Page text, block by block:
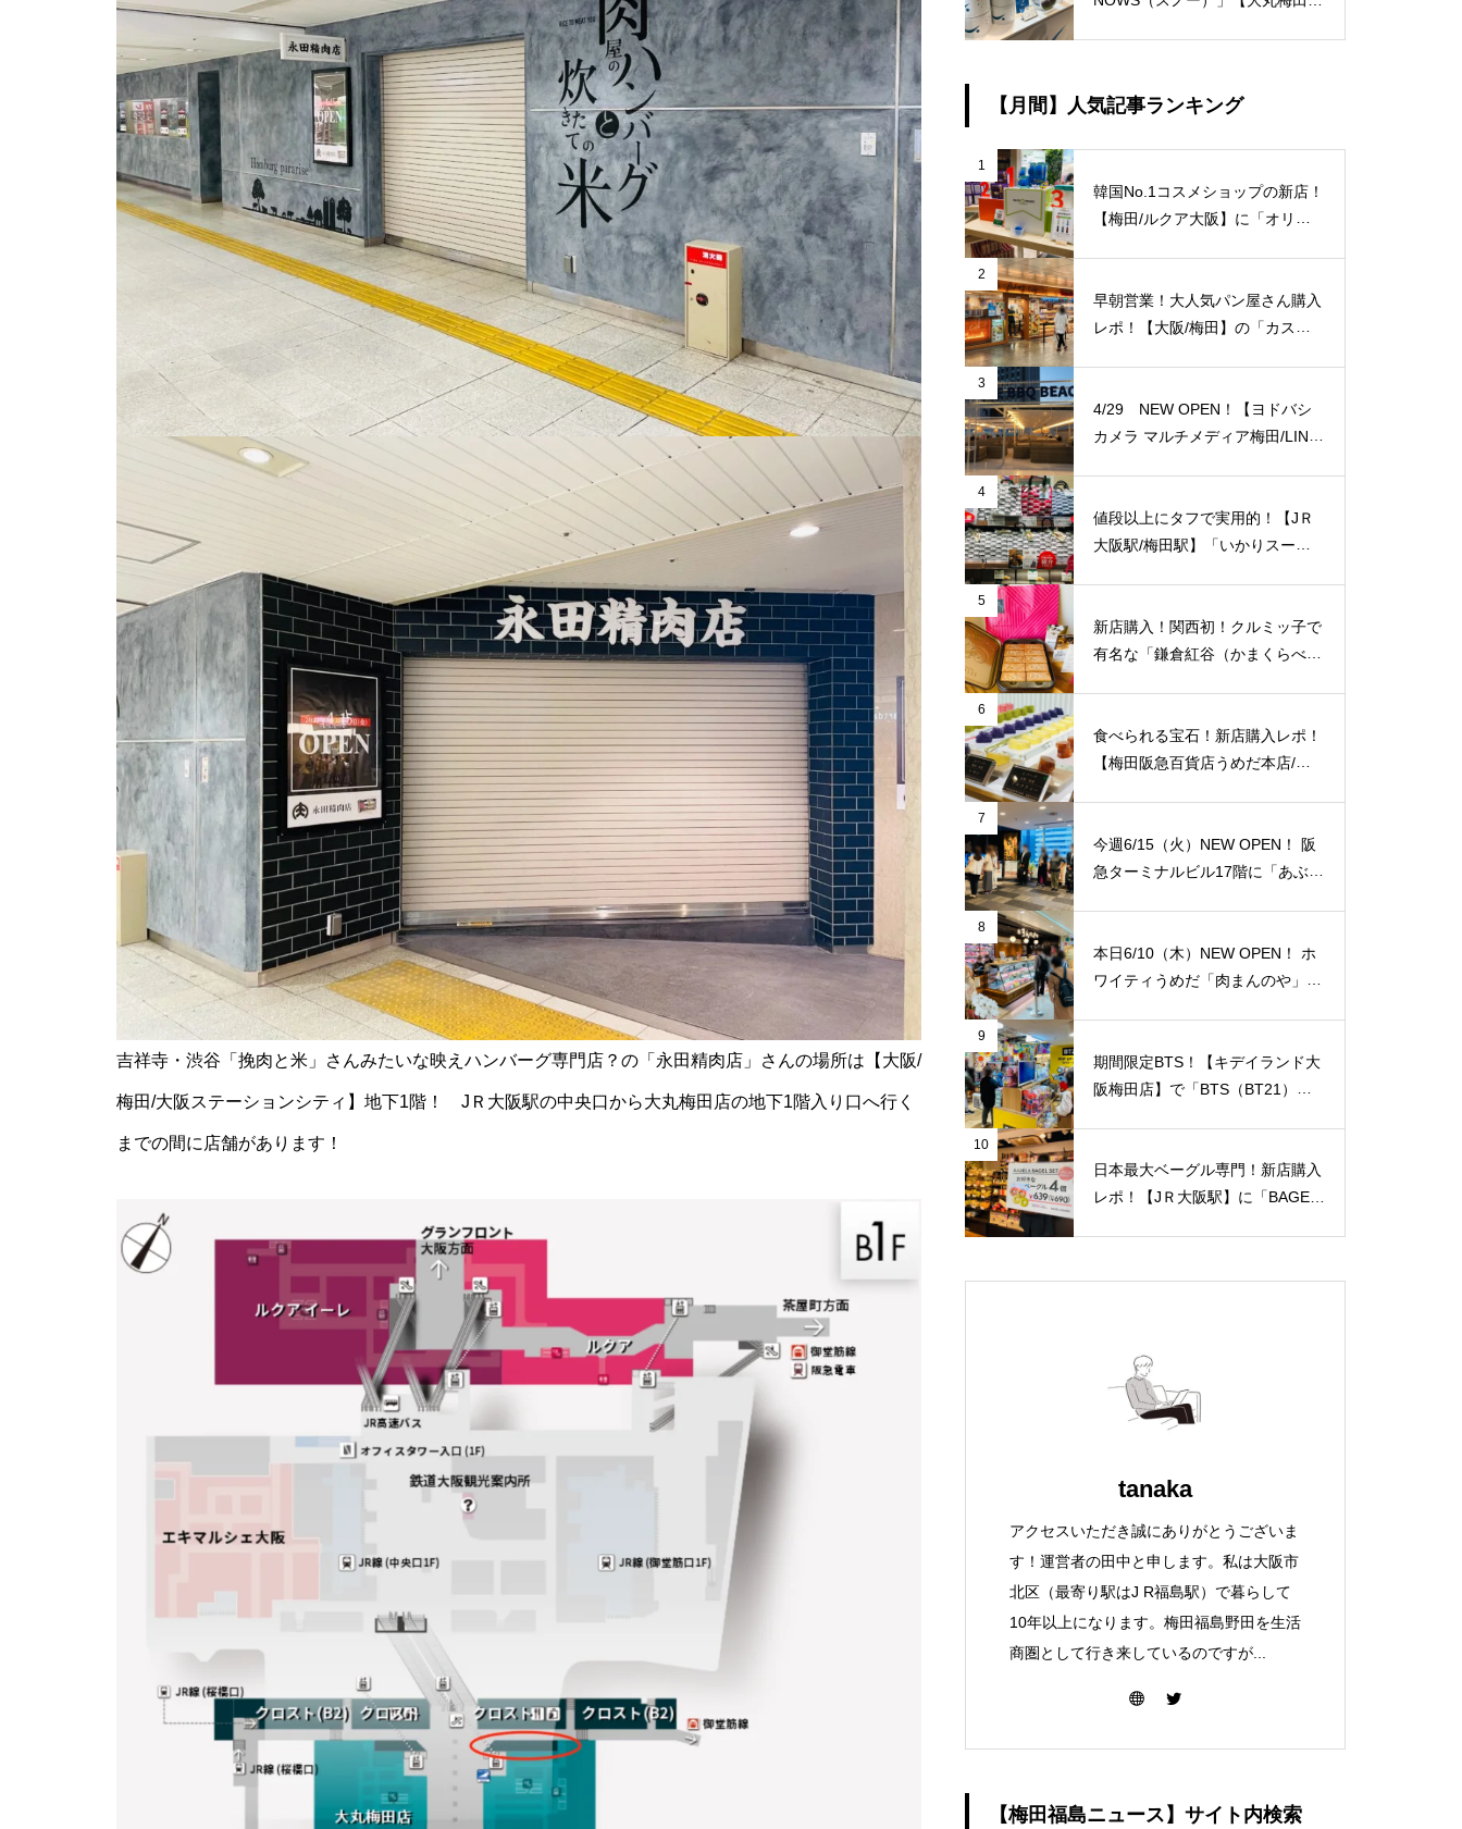
吉祥寺・渋谷「挽肉と米」さんみたいな映えハンバーグ専門店？の「永田精肉店」さんの場所は【大阪/
梅田/大阪ステーションシティ】地下1階！ JＲ大阪駅の中央口から大丸梅田店の地下1階入り口へ行く
までの間に店舗があります！
【月間】人気記事ランキング
1
韓国No.1コスメショップの新店！
【梅田/ルクア大阪】に「オリー
2
早朝営業！大人気パン屋さん購入
レポ！【大阪/梅田】の「カスカ
3
4/29 NEW OPEN！【ヨドバシ
カメラ マルチメディア梅田/LINK
キュービーチ）がオープン！【J
Ｒ大阪駅/梅田駅】
4
値段以上にタフで実用的！【JＲ
大阪駅/梅田駅】「いかりスーパ
はここだけ！
5
新店購入！関西初！クルミッ子で
有名な「鎌倉紅谷（かまくらべに
ン！
6
食べられる宝石！新店購入レポ！
【梅田阪急百貨店うめだ本店/大
7
今週6/15（火）NEW OPEN！ 阪
急ターミナルビル17階に「あぶり
産牛焼肉食べ放題！ 「阪急トッ
プビアガーデン」のビルです。1
8
本日6/10（木）NEW OPEN！ ホ
ワイティうめだ「肉まんのや」が
切り100g/75円！ 私が知る限り
地域最安値と思います！【JＲ大
9
期間限定BTS！【キデイランド大
阪梅田店】で「BTS（BT21）」
10
日本最大ベーグル専門！新店購入
レポ！【JＲ大阪駅】に「BAGEL
HOP」が1/7（金）新規オープ
tanaka
アクセスいただき誠にありがとうございま
す！運営者の田中と申します。私は大阪市
北区（最寄り駅はJ R福島駅）で暮らして
10年以上になります。梅田福島野田を生活
商圏として行き来しているのですが...
【梅田福島ニュース】サイト内検索